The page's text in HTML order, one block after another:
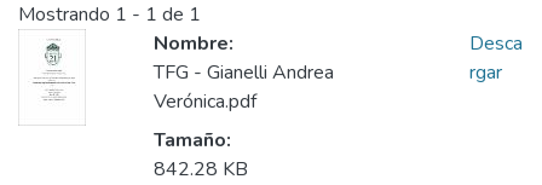
Mostrando 1 - 1 de 1
Nombre:
TFG - Gianelli Andrea
Verónica.pdf
Tamaño:
842.28 KB
Desca
rgar